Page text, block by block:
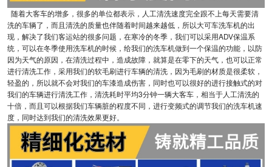
随着大客车的增多，很多的单位都表示，人工清洗速度完全跟不上每天需要清
洗的车辆了，而且清洗的质量也伴随着时间越来越低，所以大可车洗车机的出
现，解决了我们客运站的很多问题，在寒冷的冬季，我们可以采用ADV保温系
统，可以在冬季使用洗车机的时候，给我们的洗车机做到一个保温的功能，以防
因为天气的原因，在清洗过程中，造成故障，就算是在零下的天气，也可以正常
进行清洗工作，采用我们的软毛刷进行车辆的清洗，因为毛刷的材质是很柔软，
轻盈的，所以就不会对我们的车漆造成伤害，同时也可以很好的进行接触式的对
我们的车辆进行清洗工作，清洗耗时平均3分钟一辆大客车，相当于人工清洗的
十倍，而且可以根据我们车辆脏的程度不同，进行变频式的调节我们的洗车机速
度，同时达到我们的清洗效果更好。